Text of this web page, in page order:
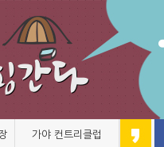
가야 컨트리클럽